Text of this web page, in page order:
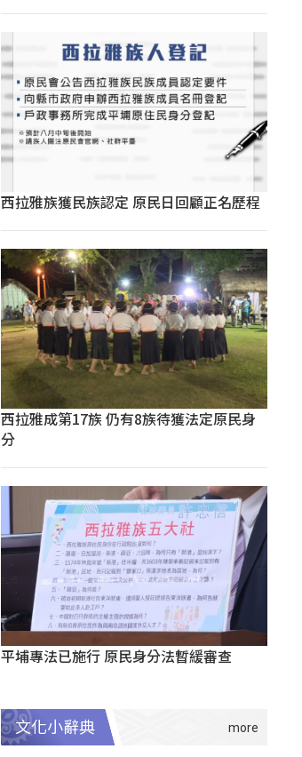
西拉雅族獲民族認定 原民日回顧正名歷程
西拉雅成第17族 仍有8族待獲法定原民身
分
平埔專法已施行 原民身分法暫緩審查
文化小辭典